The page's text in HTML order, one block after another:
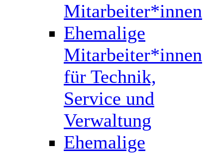
Mitarbeiter*innen
Ehemalige
Mitarbeiter*innen
für Technik,
Service und
Verwaltung
Ehemalige